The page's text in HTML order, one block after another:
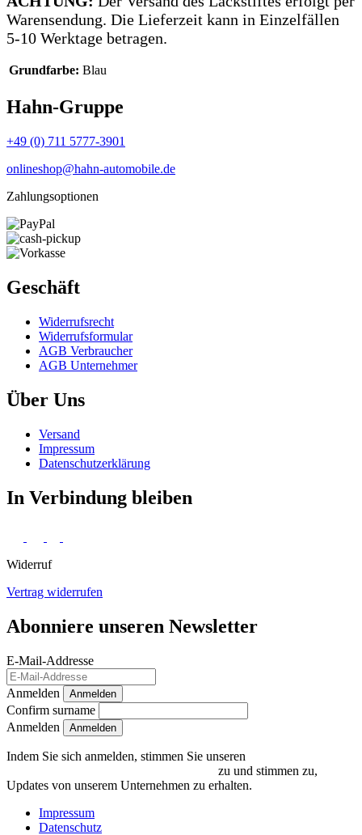
Warensendung. Die Lieferzeit kann in Einzelfällen
5-10 Werktage betragen.
Grundfarbe: Blau
Hahn-Gruppe
+49 (0) 711 5777-3901
onlineshop@hahn-automobile.de
Zahlungsoptionen
Geschäft
Widerrufs­recht
Widerrufs­formular
AGB Verbraucher
AGB Unternehmer
Über Uns
Versand
Impressum
Daten­schutz­erklärung
In Verbindung bleiben
Widerruf
Vertrag widerrufen
Abonniere unseren Newsletter
E-Mail-Addresse
Anmelden Anmelden
Confirm surname
Anmelden
Indem Sie sich anmelden, stimmen Sie unseren
zu und stimmen zu,
Updates von unserem Unternehmen zu erhalten.
Impressum
Datenschutz